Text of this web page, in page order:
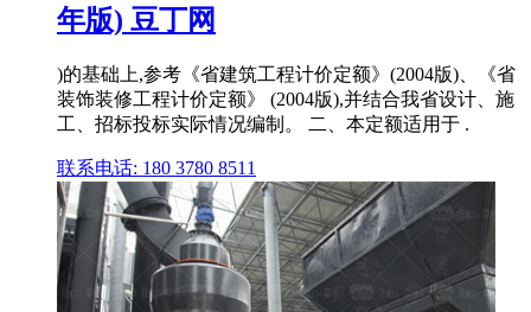
年版) 豆丁网
)的基础上,参考《省建筑工程计价定额》(2004版)、《省
装饰装修工程计价定额》 (2004版),并结合我省设计、施
工、招标投标实际情况编制。 二、本定额适用于 .
联系电话: 180 3780 8511